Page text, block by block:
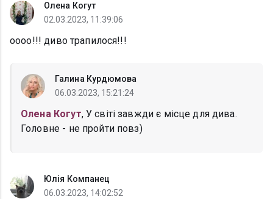
Олена Когут
02.03.2023, 11:39:06
оооо!!! диво трапилося!!!
Галина Курдюмова
06.03.2023, 15:21:24
Олена Когут, У світі завжди є місце для дива.
Головне - не пройти повз)
Юлія Компанец
06.03.2023, 14:02:52